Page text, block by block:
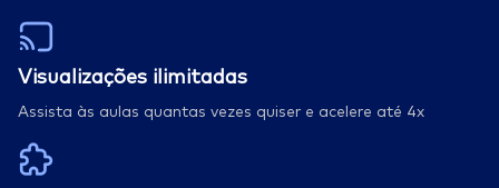
Visualizações ilimitadas
Assista às aulas quantas vezes quiser e acelere até 4x